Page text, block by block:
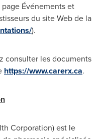
Événements et
du site Web de la
).
consulter les documents
https://www.carerx.ca.
Corporation) est le